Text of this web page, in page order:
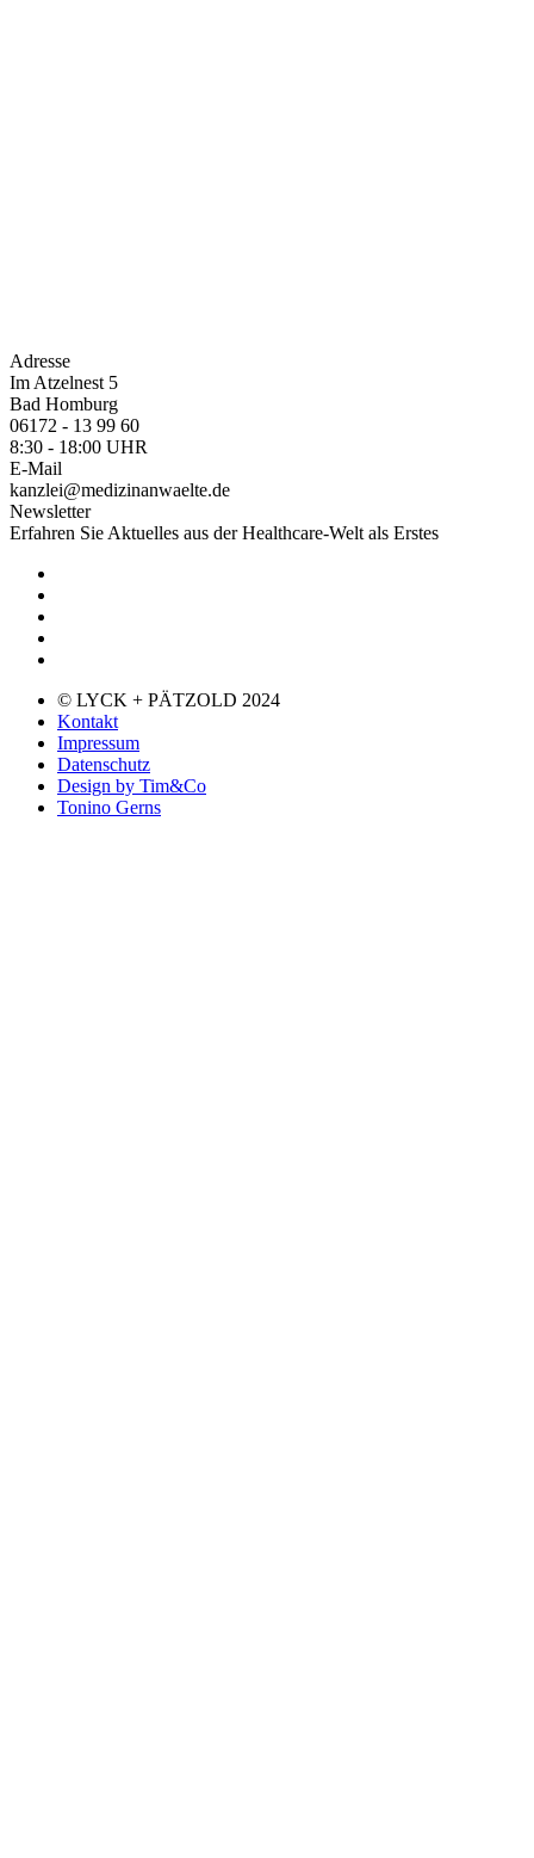
Adresse
Im Atzelnest 5
Bad Homburg
06172 - 13 99 60
8:30 - 18:00 UHR
E-Mail
kanzlei@medizinanwaelte.de
Newsletter
Erfahren Sie Aktuelles aus der Healthcare-Welt als Erstes
© LYCK + PÄTZOLD 2024
Kontakt
Impressum
Datenschutz
Design by Tim&Co
Tonino Gerns